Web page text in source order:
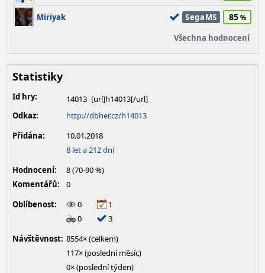
Miriyak SegaMS 85
Všechna hodnocení
Statistiky
Id hry:
14013
Odkaz:
http://dbher.cz/h14013
Přidána:
10.01.2018
8 let a 212 dní
Hodnocení:
8 (70-90 %)
Komentářů:
0
Oblíbenost:
0
1
0
3
Návštěvnost: 8554× (celkem)
117× (poslední měsíc)
0× (poslední týden)